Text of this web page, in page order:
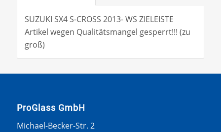
SUZUKI SX4 S-CROSS 2013- WS ZIELEISTE
Artikel wegen Qualitätsmangel gesperrt!!! (zu
groß)
ProGlass GmbH
Michael-Becker-Str. 2